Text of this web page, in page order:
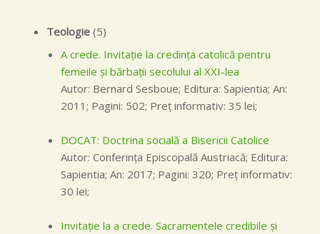
Teologie(5)
A crede. Invitaţie la credinţa catolică pentru
femeile şi bărbaţii secolului al XXI-lea
Autor: Bernard Sesboue; Editura: Sapientia; An:
2011; Pagini: 502; Preţ informativ: 35 lei;
DOCAT: Doctrina socială a Bisericii Catolice
Autor: Conferința Episcopală Austriacă; Editura:
Sapientia; An: 2017; Pagini: 320; Preţ informativ:
30 lei;
Invitaţie la a crede. Sacramentele credibile şi